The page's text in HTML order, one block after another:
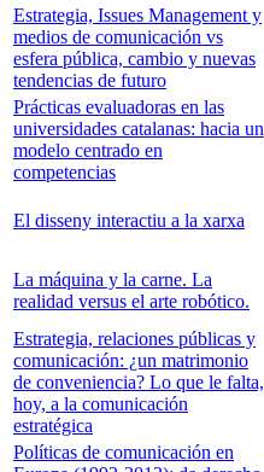
Estrategia, Issues Management y
medios de comunicación vs
esfera pública, cambio y nuevas
tendencias de futuro
Prácticas evaluadoras en las
universidades catalanas: hacia un
modelo centrado en
competencias
El disseny interactiu a la xarxa
La máquina y la carne. La
realidad versus el arte robótico.
Estrategia, relaciones públicas y
comunicación: ¿un matrimonio
de conveniencia? Lo que le falta,
hoy, a la comunicación
estratégica
Políticas de comunicación en